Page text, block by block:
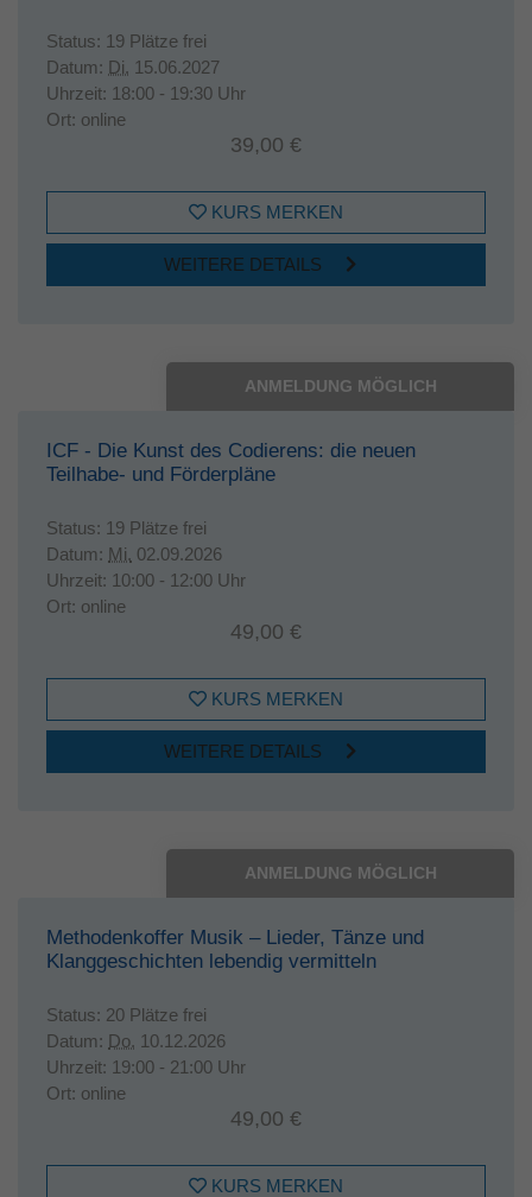
Status: 19 Plätze frei
Datum: Di. 15.06.2027
Uhrzeit: 18:00 - 19:30 Uhr
Ort: online
39,00 €
KURS MERKEN
WEITERE DETAILS
ANMELDUNG MÖGLICH
ICF - Die Kunst des Codierens: die neuen
Teilhabe- und Förderpläne
Status: 19 Plätze frei
Datum: Mi. 02.09.2026
Uhrzeit: 10:00 - 12:00 Uhr
Ort: online
49,00 €
KURS MERKEN
WEITERE DETAILS
ANMELDUNG MÖGLICH
Methodenkoffer Musik – Lieder, Tänze und
Klanggeschichten lebendig vermitteln
Status: 20 Plätze frei
Datum: Do. 10.12.2026
Uhrzeit: 19:00 - 21:00 Uhr
Ort: online
49,00 €
KURS MERKEN